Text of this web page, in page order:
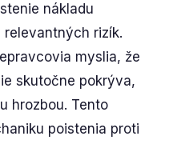
nákladu
rizík.
myslia, že
skutočne pokrýva,
hrozbou. Tento
poistenia proti